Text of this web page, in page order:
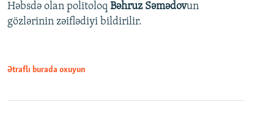
Həbsdə olan politoloq Bəhruz Səmədovun
gözlərinin zəiflədiyi bildirilir.
Ətraflı burada oxuyun